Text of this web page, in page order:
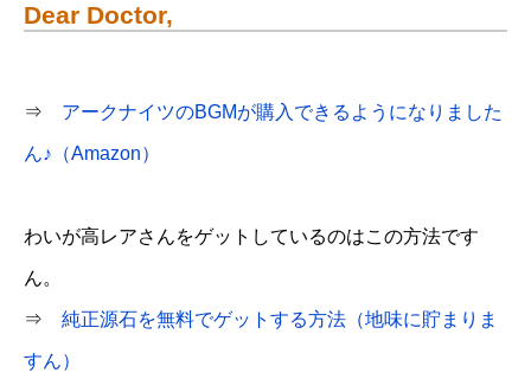
Dear Doctor,
⇒ アークナイツのBGMが購入できるようになりました
ん♪（Amazon）
わいが高レアさんをゲットしているのはこの方法です
ん。
⇒ 純正源石を無料でゲットする方法（地味に貯まりま
すん）